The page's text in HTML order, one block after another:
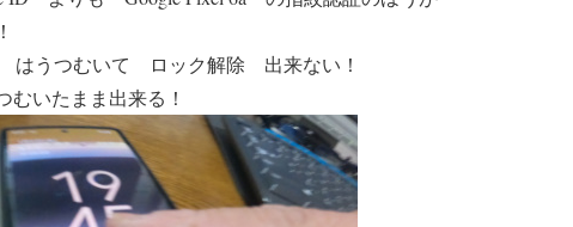
はうつむいて ロック解除 出来ない！
いたまま出来る！